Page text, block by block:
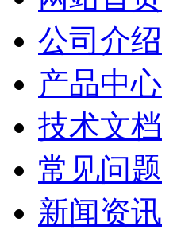
公司介绍
产品中心
技术文档
常见问题
新闻资讯